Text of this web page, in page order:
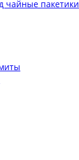
чайные пакетики